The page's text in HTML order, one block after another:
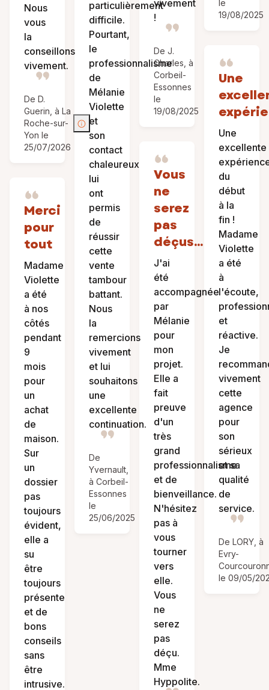
Nous
vous
la
conseillons
vivement.
De D.
Guerin, à La
Roche-sur-
Yon le
25/07/2026
Merci
pour
tout
Madame
Violette
a été
à nos
côtés
pendant
9
mois
pour
un
achat
de
maison.
Sur
un
dossier
pas
toujours
évident,
elle a
su
être
toujours
présente
et de
bons
conseils
sans
être
intrusive.
particulièrement
difficile.
Pourtant,
le
professionnalisme
de
Mélanie
Violette
et
son
contact
chaleureux
lui
ont
permis
de
réussir
cette
vente
tambour
battant.
Nous
la
remercions
vivement
et lui
souhaitons
une
excellente
continuation.
De
Yvernault,
à Corbeil-
Essonnes
le
25/06/2025
vivement
!
De J.
Charles, à
Corbeil-
Essonnes
le
19/08/2025
Vous
ne
serez
pas
déçus...
J'ai
été
accompagnée
par
Mélanie
pour
mon
projet.
Elle a
fait
preuve
d'un
très
grand
professionnalisme
et de
bienveillance.
N'hésitez
pas à
vous
tourner
vers
elle.
Vous
ne
serez
pas
déçu.
Mme
Hyppolite.
le
19/08/2025
Une
Une
excellente
du
début
à la
fin !
Madame
Violette
a été
à
l'écoute,
et
réactive.
Je
vivement
cette
agence
pour
son
sérieux
et sa
qualité
de
service.
De LORY, à
Evry-
le 09/05/